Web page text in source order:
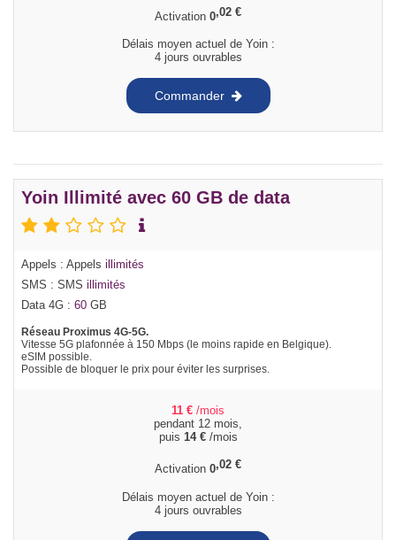
Activation 0,02 €
Délais moyen actuel de Yoin :
4 jours ouvrables
Commander
Yoin Illimité avec 60 GB de data
Appels : Appels illimités
SMS : SMS illimités
Data 4G : 60 GB
Réseau Proximus 4G-5G.
Vitesse 5G plafonnée à 150 Mbps (le moins rapide en Belgique).
eSIM possible.
Possible de bloquer le prix pour éviter les surprises.
11 € /mois
pendant 12 mois,
puis 14 €/mois
Activation 0,02 €
Délais moyen actuel de Yoin :
4 jours ouvrables